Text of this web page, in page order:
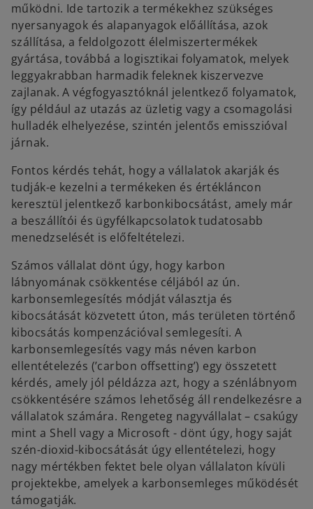
működni. Ide tartozik a termékekhez szükséges
nyersanyagok és alapanyagok előállítása, azok
szállítása, a feldolgozott élelmiszertermékek
gyártása, továbbá a logisztikai folyamatok, melyek
leggyakrabban harmadik feleknek kiszervezve
zajlanak. A végfogyasztóknál jelentkező folyamatok,
így például az utazás az üzletig vagy a csomagolási
hulladék elhelyezése, szintén jelentős emisszióval
járnak.
Fontos kérdés tehát, hogy a vállalatok akarják és
tudják-e kezelni a termékeken és értékláncon
keresztül jelentkező karbonkibocsátást, amely már
a beszállítói és ügyfélkapcsolatok tudatosabb
menedzselését is előfeltételezi.
Számos vállalat dönt úgy, hogy karbon
lábnyomának csökkentése céljából az ún.
karbonsemlegesítés módját választja és
kibocsátását közvetett úton, más területen történő
kibocsátás kompenzációval semlegesíti. A
karbonsemlegesítés vagy más néven karbon
ellentételezés (’carbon offsetting’) egy összetett
kérdés, amely jól példázza azt, hogy a szénlábnyom
csökkentésére számos lehetőség áll rendelkezésre a
vállalatok számára. Rengeteg nagyvállalat – csakúgy
mint a Shell vagy a Microsoft - dönt úgy, hogy saját
szén-dioxid-kibocsátását úgy ellentételezi, hogy
nagy mértékben fektet bele olyan vállalaton kívüli
projektekbe, amelyek a karbonsemleges működését
támogatják.